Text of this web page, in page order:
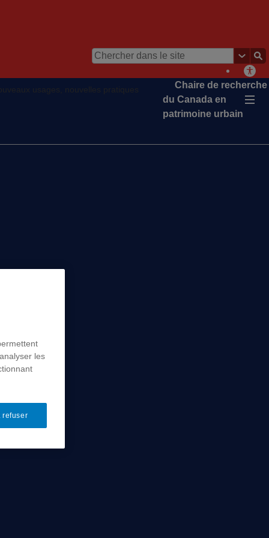
usages, nouvelles pratiques
Chaire de recherche
du Canada en
patrimoine urbain
les
refuser